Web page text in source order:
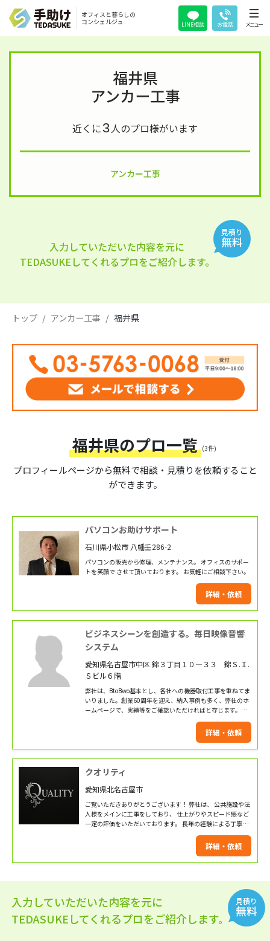
オフィスと暮らしの
コンシェルジュ
LINE相談 お電話 メニュー
福井県
アンカー工事
近くに3人のプロ様がいます
アンカー工事
見積り
無料
入力していただいた内容を元に
TEDASUKEしてくれるプロをご紹介します。
トップ アンカー工事 福井県
福井県のプロ一覧 (3件)
プロフィールページから無料で相談・見積りを依頼すること
ができます。
パソコンお助けサポート
石川県小松市 八幡壬286-2
パソコンの販売から修理、メンテナンス。 オフィスのサポー
トを笑顔で させて頂いております。 お気軽にご相談下さい。
詳細・依頼
ビジネスシーンを創造する。毎日映像音響
システム
愛知県名古屋市中区 錦３丁目１０―３３ 錦Ｓ.Ｉ.
Ｓビル６階
弊社は、BtoBwo基本とし、各社への機器取付工事を重ねてま
いりました。創業60周年を迎え、納入事例も多く、弊社のホ
ームページで、実績等をご確認いただければと存じます。わ
詳細・依頼
クオリティ
愛知県北名古屋市
ご覧いただきありがとうございます！ 弊社は、 公共施設や法
人様をメインに工事をしており、 仕上がりやスピード感など
一定の評価をいただいております。 長年の経験による丁寧な
詳細・依頼
入力していただいた内容を元に
TEDASUKEしてくれるプロをご紹介します。
見積り
無料